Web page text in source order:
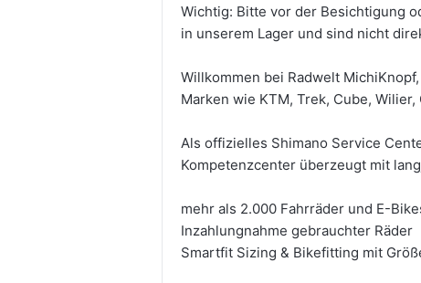
Wichtig: Bitte vor der Besichtigung
in unserem Lager und sind nicht
Willkommen bei Radwelt
Marken wie KTM, Trek, Cube,
Als offizielles Shimano Service
Kompetenzcenter überzeugt mit
mehr als 2.000 Fahrräder und E-
Inzahlungnahme gebrauchter Räder
Smartfit Sizing & Bikefitting mit